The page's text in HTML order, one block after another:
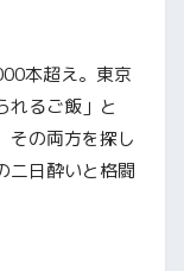
本超え。東京
れるご飯」と
その両方を探し
二日酔いと格闘